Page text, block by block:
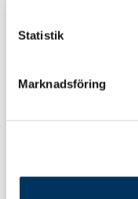
Statistik
Marknadsföring
GUIDER